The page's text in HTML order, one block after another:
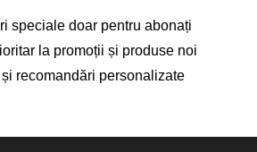
speciale doar pentru abonați
la promoții și produse noi
recomandări personalizate